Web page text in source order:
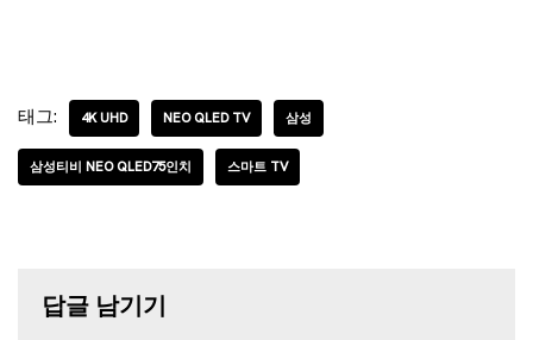
태그: 4K UHD NEO QLED TV 삼성
삼성티비 NEO QLED75인치 스마트 TV
답글 남기기